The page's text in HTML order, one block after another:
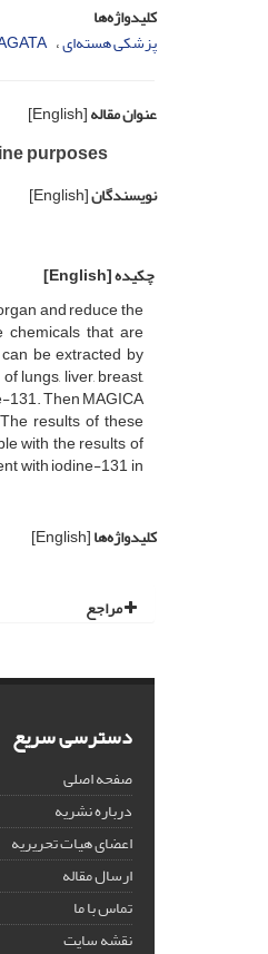
کلیدواژه‌ها
پزشکی هسته‌ای
عنوان مقاله[English]
purposes
نویسندگان[English]
چکیده[English]
and reduce the
chemicals that are
be extracted by
lungs, liver, breast,
131. Then MAGICA
results of these
with the results of
with iodine-131 in
کلیدواژه‌ها[English]
مراجع
دسترسی سریع
صفحه اصلی
درباره نشریه
اعضای هیات تحریریه
ارسال مقاله
تماس با ما
نقشه سایت